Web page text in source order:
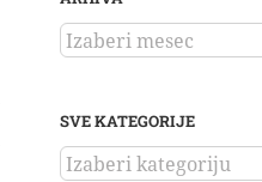
ARHIVA
SVE KATEGORIJE
SVE